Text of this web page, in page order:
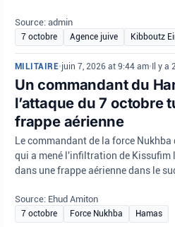
Source: admin
7 octobre Agence juive Kibboutz
MILITAIRE•juin 7, 2026 at 9:44 am• Il y a
Un commandant du
l’attaque du 7 octobre
frappe aérienne
Le commandant de la force
qui a mené l'infiltration de Kissufim
dans une frappe aérienne dans le
Source: Ehud Amiton
7 octobre Force Nukhba Hamas